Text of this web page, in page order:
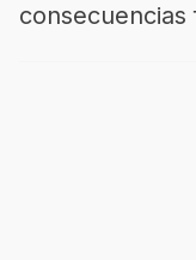
consecuencias